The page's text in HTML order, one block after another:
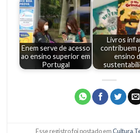
Enem serve de acesso
ao ensino superior em
Portugal
Livros
contribuem
ensino